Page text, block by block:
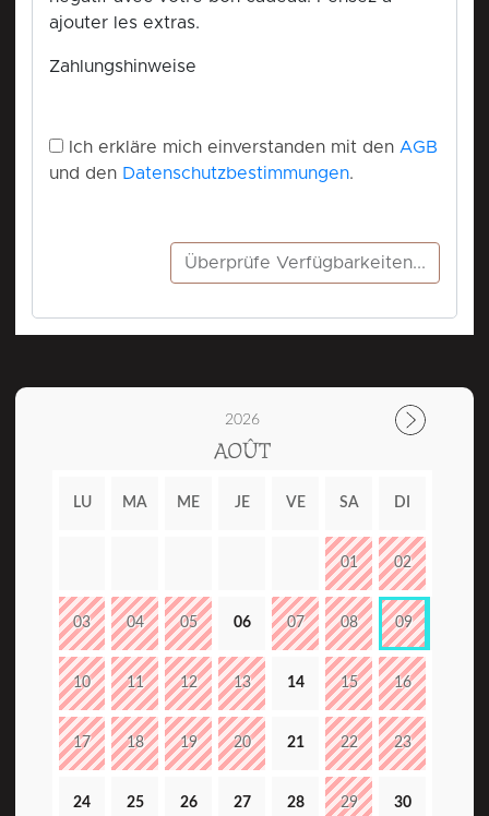
2026
AOÛT
LU MA ME JE VE SA DI
01 02
03 04 05 06 07 08 09
10 11 12 13 14 15 16
17 18 19 20 21 22 23
24 25 26 27 28 29 30